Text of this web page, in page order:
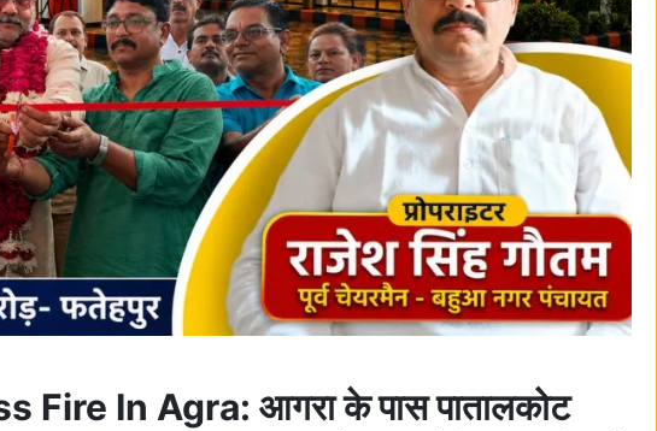
Fire In Agra: आगरा के पास पातालकोट